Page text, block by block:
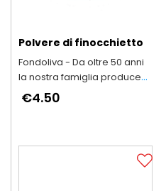
Polvere di finocchietto
Fondoliva - Da oltre 50 anni
la nostra famiglia produce
Olio Extravergine d'Oliva
€4.50